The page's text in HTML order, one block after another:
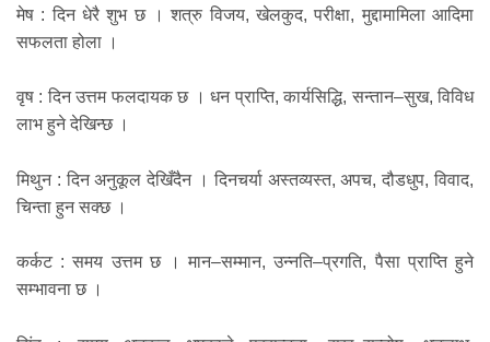
मेष : दिन धेरै शुभ छ । शत्रु विजय, खेलकुद, परीक्षा, मुद्दामामिला आदिमा
सफलता होला ।
वृष : दिन उत्तम फलदायक छ । धन प्राप्ति, कार्यसिद्धि, सन्तान–सुख, विविध
लाभ हुने देखिन्छ ।
मिथुन : दिन अनुकूल देखिँदैन । दिनचर्या अस्तव्यस्त, अपच, दौडधुप, विवाद,
चिन्ता हुन सक्छ ।
कर्कट : समय उत्तम छ । मान–सम्मान, उन्नति–प्रगति, पैसा प्राप्ति हुने
सम्भावना छ ।